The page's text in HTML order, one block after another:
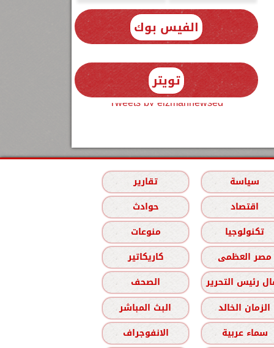
الفيس بوك
تويتر
Tweets by elzmannewseg
سياسة
تقارير
اقتصاد
حوادث
تكنولوجيا
منوعات
مصر العظمى
كاريكاتير
رئيس التحرير
الصحف
الزمان الخالد
البث المباشر
سماء عربية
الانفوجراف